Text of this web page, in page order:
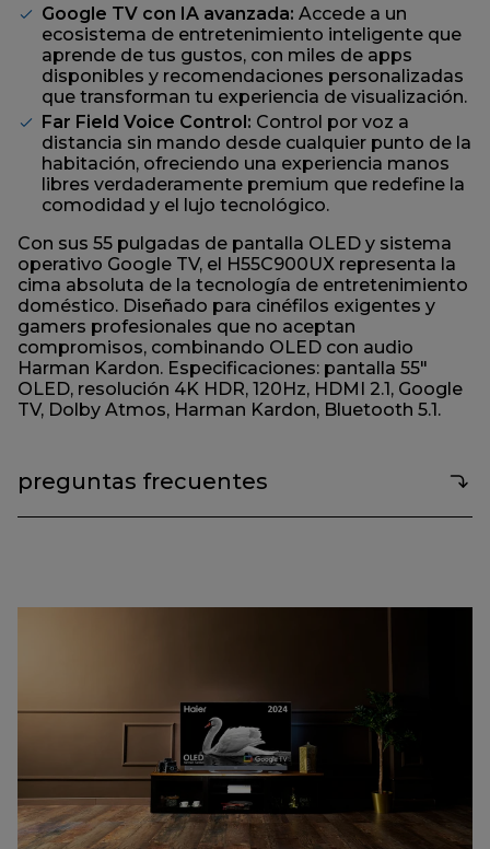
Google TV con IA avanzada: Accede a un
ecosistema de entretenimiento inteligente que
aprende de tus gustos, con miles de apps
disponibles y recomendaciones personalizadas
que transforman tu experiencia de visualización.
Far Field Voice Control: Control por voz a
distancia sin mando desde cualquier punto de la
habitación, ofreciendo una experiencia manos
libres verdaderamente premium que redefine la
comodidad y el lujo tecnológico.
Con sus 55 pulgadas de pantalla OLED y sistema
operativo Google TV, el H55C900UX representa la
cima absoluta de la tecnología de entretenimiento
doméstico. Diseñado para cinéfilos exigentes y
gamers profesionales que no aceptan
compromisos, combinando OLED con audio
Harman Kardon. Especificaciones: pantalla 55"
OLED, resolución 4K HDR, 120Hz, HDMI 2.1, Google
TV, Dolby Atmos, Harman Kardon, Bluetooth 5.1.
preguntas frecuentes